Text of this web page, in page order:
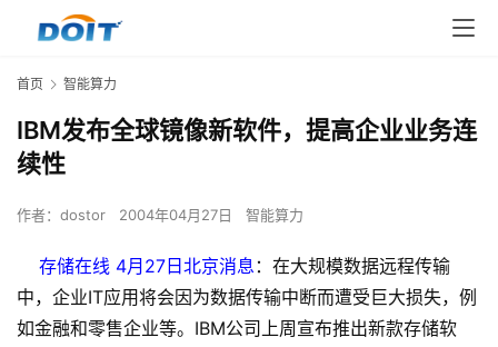
首页 智能算力
IBM发布全球镜像新软件，提高企业业务连
续性
作者： dostor 2004年04月27日 智能算力
存储在线 4月27日北京消息 ：在大规模数据远程传输
中，企业IT应用将会因为数据传输中断而遭受巨大损失，例
如金融和零售企业等。IBM公司上周宣布推出新款存储软